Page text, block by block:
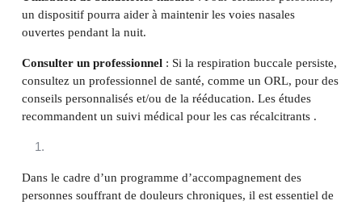
un dispositif pourra aider à maintenir les voies nasales
ouvertes pendant la nuit.
Consulter un professionnel : Si la respiration buccale persiste,
consultez un professionnel de santé, comme un ORL, pour des
conseils personnalisés et/ou de la rééducation. Les études
recommandent un suivi médical pour les cas récalcitrants .
Dans le cadre d’un programme d’accompagnement des
personnes souffrant de douleurs chroniques, il est essentiel de